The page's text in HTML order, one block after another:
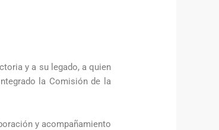
y a su legado, a quien
la Comisión de la
y acompañamiento